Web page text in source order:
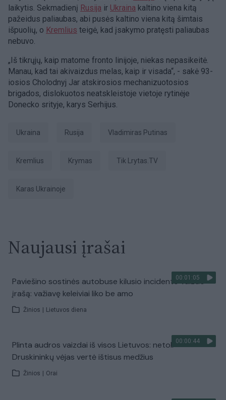
laikytis. Sekmadienį Rusija ir Ukraina kaltino viena kitą
pažeidus paliaubas, abi pusės kaltino viena kitą šimtais
išpuolių, o Kremlius teigė, kad įsakymo pratęsti paliaubas
nebuvo.
„Iš tikrųjų, kaip matome fronto linijoje, niekas nepasikeitė.
Manau, kad tai akivaizdus melas, kaip ir visada“, - sakė 93-
iosios Cholodnyj Jar atskirosios mechanizuotosios
brigados, dislokuotos neatskleistoje vietoje rytinėje
Donecko srityje, karys Serhijus.
Ukraina Rusija Vladimiras Putinas
Kremlius Krymas tik Lrytas.TV
karas Ukrainoje
Naujausi įrašai
00:01:05
Paviešino sostinės autobuse kilusio incidento vaizdo
įrašą: važiavę keleiviai liko be amo
Žinios Lietuvos diena
00:00:44
Plinta audros vaizdai iš visos Lietuvos: netoli
Druskininkų vėjas vertė ištisus medžius
Žinios Orai